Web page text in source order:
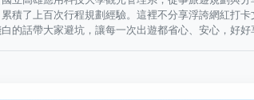
積了上百次行程規劃經驗。這裡不分享浮誇網紅打卡
的話帶大家避坑，讓每一次出遊都省心、安心，好好